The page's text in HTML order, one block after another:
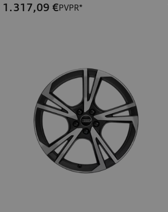
1.317,09 €PVPR*